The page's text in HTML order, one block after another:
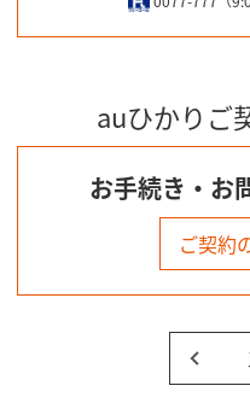
auひかりご
お手続き・お
ご契約